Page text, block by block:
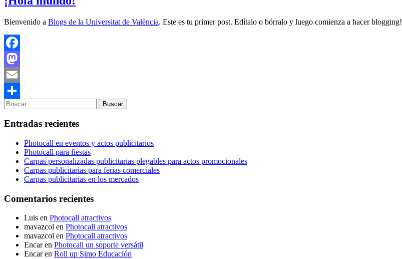
Bienvenido a Blogs de la Universitat de València. Este es tu primer post. Edítalo o bórralo y luego comienza a hacer blogging!
Facebook
Mastodon
Email
Compartir
Entradas recientes
Photocall en eventos y actos publicitarios
Photocall para fiestas
Carpas personalizadas publicitarias plegables para actos promocionales
Carpas publicitarias para ferias comerciales
Carpas publicitarias en los mercados
Comentarios recientes
Luis en Photocall atractivos
mavazcol en Photocall atractivos
mavazcol en Photocall atractivos
Encaren Photocall un soporte versátil
Encaren Roll up Simo Educación